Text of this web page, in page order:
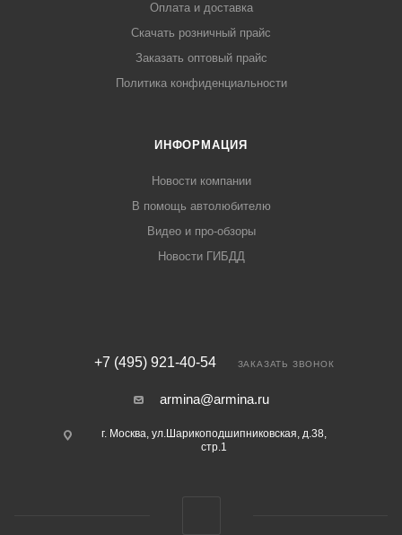
Оплата и доставка
Скачать розничный прайс
Заказать оптовый прайс
Политика конфиденциальности
ИНФОРМАЦИЯ
Новости компании
В помощь автолюбителю
Видео и про-обзоры
Новости ГИБДД
+7 (495) 921-40-54 ЗАКАЗАТЬ ЗВОНОК
armina@armina.ru
г. Москва, ул.Шарикоподшипниковская, д.38,
стр.1